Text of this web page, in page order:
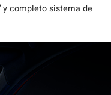
y completo sistema de